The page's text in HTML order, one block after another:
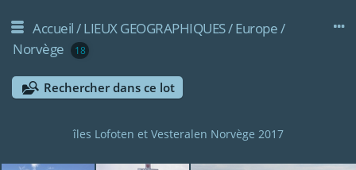
Accueil/LIEUX GEOGRAPHIQUES/Europe/
Norvège
18
Rechercher dans ce lot
îles Lofoten et Vesteralen Norvège 2017